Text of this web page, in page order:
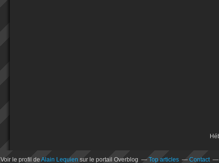
Voir le profil de Alain Lequien sur le portail Overblog Top articles Contact